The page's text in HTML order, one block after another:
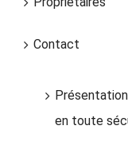
Contact
en toute